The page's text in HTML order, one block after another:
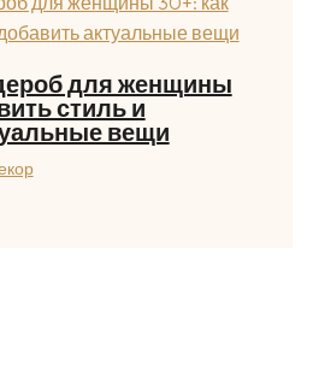
для женщины
стиль и
вещи